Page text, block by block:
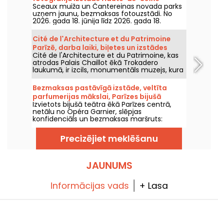
Sceaux muiža un Čantereinas novada parks
uzņem jaunu, bezmaksas fotouzstādi. No
2026. gada 18. jūnija līdz 2026. gada 18.
decembrim iepazīstieties ar izstādi "Divi
gadsimti attēlu".
Cité de l'Architecture et du Patrimoine
Parīzē, darba laiki, biļetes un izstādes
Cité de l'Architecture et du Patrimoine, kas
atrodas Palais Chaillot ēkā Trokadero
laukumā, ir izcils, monumentāls muzejs, kura
platība ir 22 000 m2 un kurā izvietoti
neskaitāmi modeļi, pilsētu plāni un milzīgas
skulptūras. Šeit jūs varat padziļināti aplūkot
dažas no labākajām ēkām, kas jebkad
būvētas, un iegremdēties tehnoloģiju,
arhitektūras un pilsētplānošanas pasaulē.
Bezmaksas pastāvīgā izstāde, veltīta
parfumerijas mākslai, Parīzes bijušā
teātra sirdī
Izvietots bijušā teātra ēkā Parīzes centrā,
netālu no Opéra Garnier, slēpjas
konfidenciāls un bezmaksas maršruts:
Parfūmu teātris — neliels vēsturiska muzeja
objekts, veltīts parfumerijas mākslai. Uzzini
Precizējiet meklēšanu
JAUNUMS
Informācijas vads + Lasa